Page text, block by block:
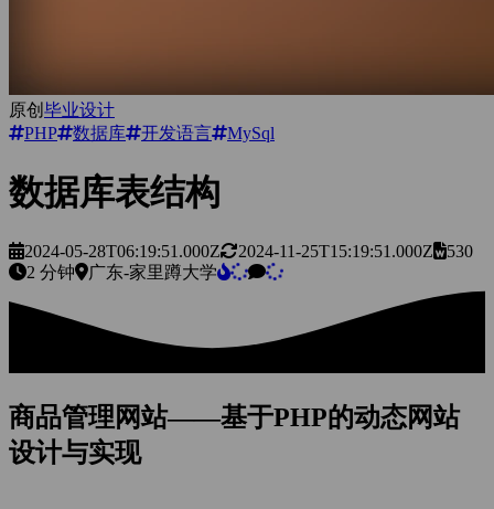
原创 毕业设计
PHP
数据库 开发语言 MySql
数据库表结构
2024-05-28T06:19:51.000Z 2024-11-25T15:19:51.000Z
530
2 分钟
广东-家里蹲大学
商品管理网站——基于PHP的动态网站
设计与实现